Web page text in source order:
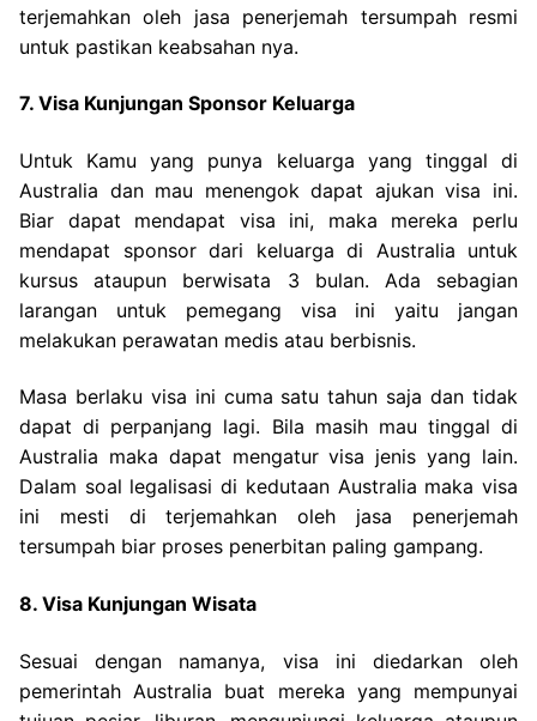
terjemahkan oleh jasa penerjemah tersumpah resmi
untuk pastikan keabsahan nya.
7. Visa Kunjungan Sponsor Keluarga
Untuk Kamu yang punya keluarga yang tinggal di
Australia dan mau menengok dapat ajukan visa ini.
Biar dapat mendapat visa ini, maka mereka perlu
mendapat sponsor dari keluarga di Australia untuk
kursus ataupun berwisata 3 bulan. Ada sebagian
larangan untuk pemegang visa ini yaitu jangan
melakukan perawatan medis atau berbisnis.
Masa berlaku visa ini cuma satu tahun saja dan tidak
dapat di perpanjang lagi. Bila masih mau tinggal di
Australia maka dapat mengatur visa jenis yang lain.
Dalam soal legalisasi di kedutaan Australia maka visa
ini mesti di terjemahkan oleh jasa penerjemah
tersumpah biar proses penerbitan paling gampang.
8. Visa Kunjungan Wisata
Sesuai dengan namanya, visa ini diedarkan oleh
pemerintah Australia buat mereka yang mempunyai